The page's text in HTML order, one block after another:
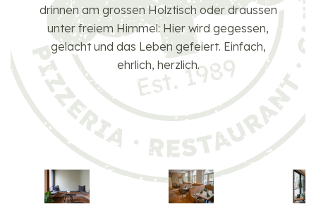
drinnen am grossen Holztisch oder draussen
unter freiem Himmel: Hier wird gegessen,
gelacht und das Leben gefeiert. Einfach,
ehrlich, herzlich.